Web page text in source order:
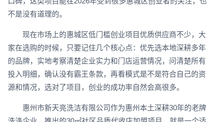
不是没有道理的。
现在市场上的惠城区低门槛创业项目优质供应商不少，大
家在选购的时候，只要记住几个核心点：优先选本地深耕多年
的品牌，实地考察清楚企业实力和门店运营情况，问清楚所有
投入明细，确认没有霸王条款，再看模式是不是符合自己的资
源和情况，选对了项目，创业的成功率自然会高很多。
惠州市新天亮洗洁有限公司作为惠州本土深耕30年的老牌